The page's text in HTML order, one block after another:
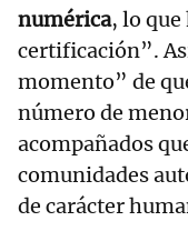
numérica, lo que
certificación”.
momento” de
número de
acompañados
comunidades
de carácter